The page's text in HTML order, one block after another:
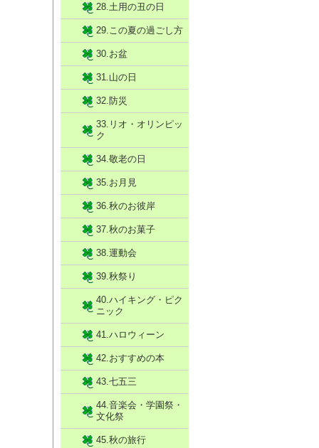
28.土用の丑の日
29.この夏の過ごし方
30.お盆
31.山の日
32.防災
33.リオ・オリンピッ
ク
34.敬老の日
35.お月見
36.秋のお彼岸
37.秋のお菓子
38.運動会
39.秋祭り
40.ハイキング・ピク
ニック
41.ハロウィーン
42.おすすめの本
43.七五三
44.音楽会・学園祭・
文化祭
45.秋の旅行